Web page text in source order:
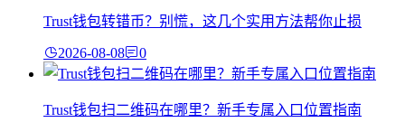
Trust钱包转错币？别慌，这几个实用方法帮你止损
2026-08-08 0
Trust钱包扫二维码在哪里？新手专属入口位置指南